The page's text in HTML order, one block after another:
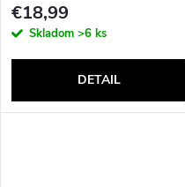
€18,99
Skladom >6 ks
DETAIL